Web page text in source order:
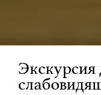
Экскурсия